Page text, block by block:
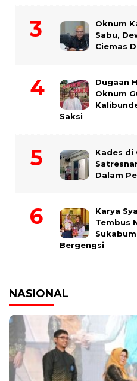
Oknum
Sabu,
Ciemas
Dugaan
Oknum
Saksi
Kades di
Dalam
Karya
Tembus
Bergengsi
NASIONAL